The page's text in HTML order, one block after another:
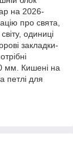
на 2026-
про свята,
одиниці
закладки-
мм. Кишені на
петлі для